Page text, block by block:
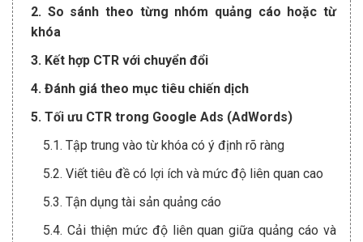
2. So sánh theo từng nhóm quảng cáo hoặc từ
khóa
3. Kết hợp CTR với chuyển đổi
4. Đánh giá theo mục tiêu chiến dịch
5. Tối ưu CTR trong Google Ads (AdWords)
5.1. Tập trung vào từ khóa có ý định rõ ràng
5.2. Viết tiêu đề có lợi ích và mức độ liên quan cao
5.3. Tận dụng tài sản quảng cáo
5.4. Cải thiện mức độ liên quan giữa quảng cáo và